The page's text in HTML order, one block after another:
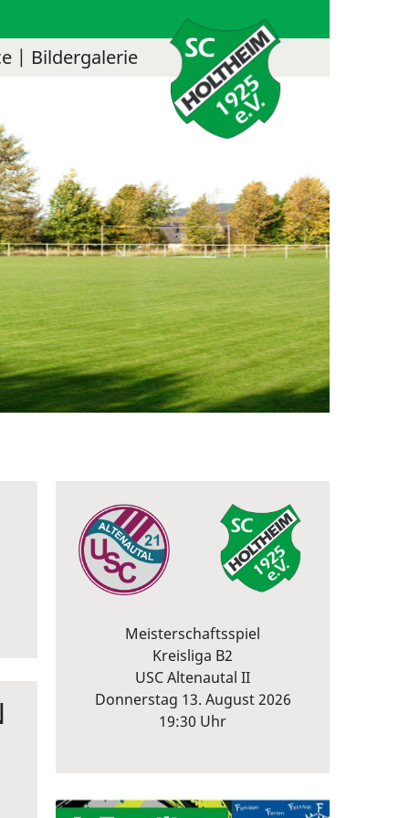
Bildergalerie
Meisterschaftsspiel
Kreisliga B2
USC Altenautal II
Donnerstag 13. August 2026
19:30 Uhr